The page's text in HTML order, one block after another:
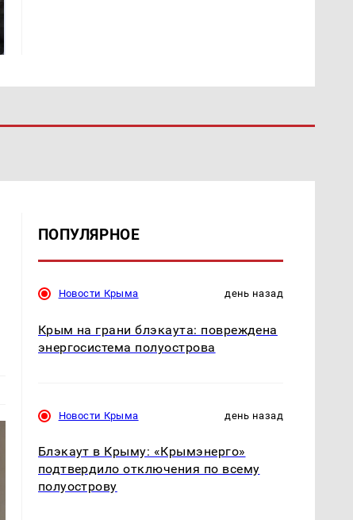
ПОПУЛЯРНОЕ
Новости Крыма день назад
Крым на грани блэкаута: повреждена
энергосистема полуострова
Новости Крыма день назад
Блэкаут в Крыму: «Крымэнерго»
подтвердило отключения по всему
полуострову